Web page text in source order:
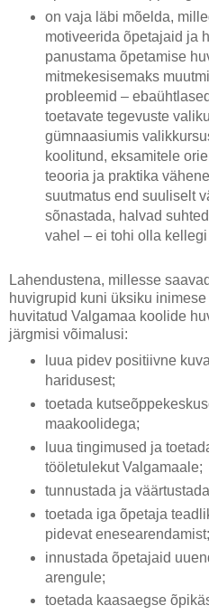
on vaja läbi mõelda,
motiveerida õpetajaid ja
panustama õpetamise
mitmekesisemaks
probleemid –
toetavate tegevuste
gümnaasiumis
koolitund, eksamitele
teooria ja praktika
suutmatus end suuliselt
sõnastada, halvad
vahel – ei tohi olla
Lahendustena, millesse
huvigrupid kuni üksiku
huvitatud Valgamaa koolide
järgmisi võimalusi:
luua pidev positiivne
haridusest;
toetada
maakoolidega;
luua tingimused ja
tööletulekut Valgamaale;
tunnustada ja
toetada iga õpetaja
pidevat enesearendamist;
innustada õpetajaid
arengule;
toetada kaasaegse